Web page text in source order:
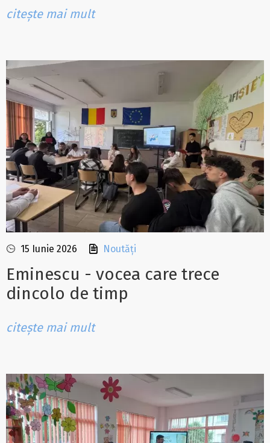
citește mai mult
15 Iunie 2026 Noutăți
Eminescu - vocea care trece
dincolo de timp
citește mai mult